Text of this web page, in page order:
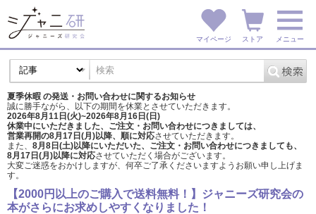
マイページ ストア メニュー
夏季休暇 の発送・お問い合わせに関するお知らせ
誠に勝手ながら、以下の期間を休業とさせていただきます。
2026年8月11日(火)~2026年8月16日(日)
休業中にいただきました、ご注文・お問い合わせにつきましては、
営業再開の8月17日(月)以降、順に対応させていただきます。
また、 8月8日(土)以降にいただいた、ご注文・ お問い合わせにつきましても、
8月17日(月)以降に対応させていただく場合がございます。
大変ご迷惑をおかけしますが、 何卒ご了承くださいますようお願い申し上げま
す。
【2000円以上のご購入で送料無料！】ジャニーズ研究会の
本がさらにお求めしやすくなりました！